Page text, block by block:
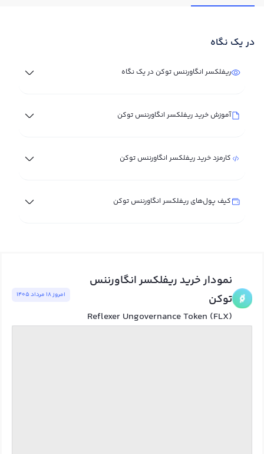
در یک نگاه
ریفلکسر انگاورننس توکن در یک نگاه
آموزش خرید ریفلکسر انگاورننس توکن
کارمزد خرید ریفلکسر انگاورننس توکن
کیف پول‌های ریفلکسر انگاورننس توکن
نمودار خرید ریفلکسر انگاورننس
توکن
Reflexer Ungovernance Token (FLX)
امروز ١٨ مرداد ١٤٠٥